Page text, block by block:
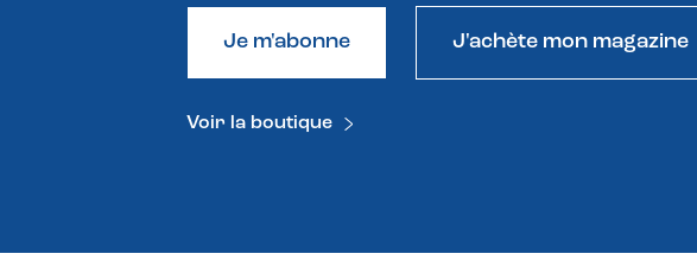
Je m'abonne J'achète mon magazine
Voir la boutique